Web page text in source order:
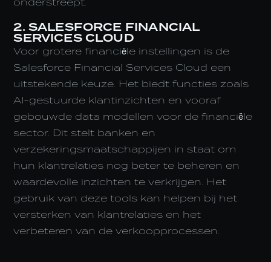
onderstreept.
2. SALESFORCE FINANCIAL
SERVICES CLOUD
Voor grotere financiële instellingen is de
Salesforce Financial Services Cloud een
uitstekende keuze. Het biedt functies zoals
AI-gestuurde klantinzichten en vooraf
gebouwde data modellen voor de financiële
sector. Dit stelt banken en
verzekeringsmaatschappijen in staat om
hun klantrelaties nog beter te beheren en
waardevolle inzichten te verkrijgen. Het
gebruik van deze tools kan helpen bij het
versterken van klantrelaties en het
verbeteren van de verkoopprocessen.